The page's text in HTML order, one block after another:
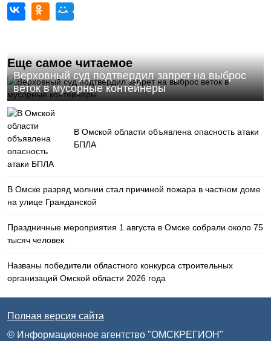
Еще самое читаемое
Верховный суд подтвердил запрет на выброс
веток в мусорные контейнеры
В Омской области объявлена опасность атаки
БПЛА
В Омске разряд молнии стал причиной пожара в частном доме
на улице Гражданской
Праздничные мероприятия 1 августа в Омске собрали около 75
тысяч человек
Названы победители областного конкурса строительных
организаций Омской области 2026 года
Полная версия сайта
© Информационное агентство "ОМСКРЕГИОН"